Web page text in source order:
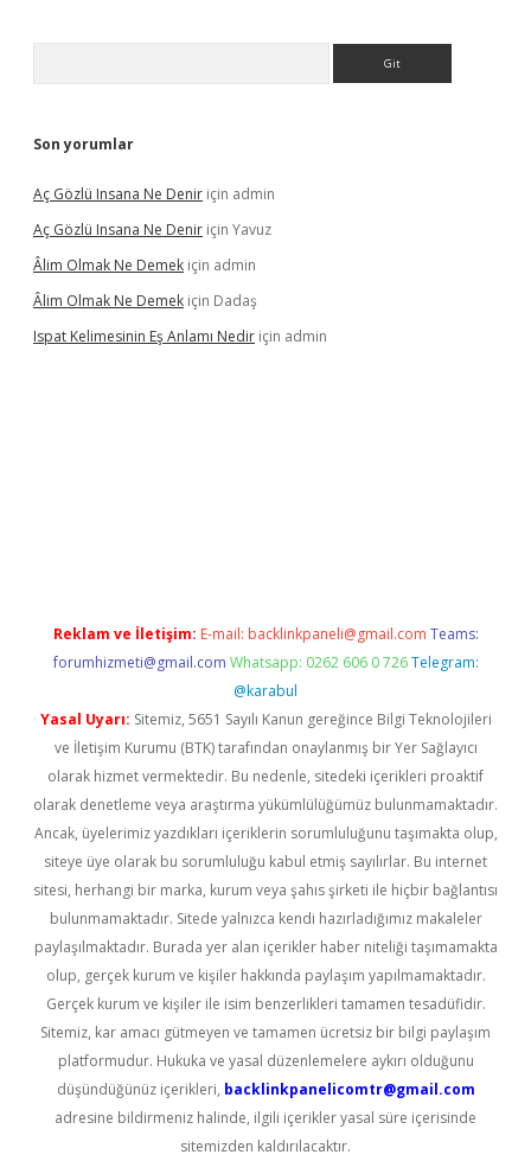
Son yorumlar
Aç Gözlü Insana Ne Denir için admin
Aç Gözlü Insana Ne Denir için Yavuz
Âlim Olmak Ne Demek için admin
Âlim Olmak Ne Demek için Dadaş
Ispat Kelimesinin Eş Anlamı Nedir için admin
Reklam ve İletişim: E-mail: backlinkpaneli@gmail.com Teams:
forumhizmeti@gmail.com Whatsapp: 0262 606 0 726 Telegram:
@karabul
Yasal Uyarı: Sitemiz, 5651 Sayılı Kanun gereğince Bilgi Teknolojileri
ve İletişim Kurumu (BTK) tarafından onaylanmış bir Yer Sağlayıcı
olarak hizmet vermektedir. Bu nedenle, sitedeki içerikleri proaktif
olarak denetleme veya araştırma yükümlülüğümüz bulunmamaktadır.
Ancak, üyelerimiz yazdıkları içeriklerin sorumluluğunu taşımakta olup,
siteye üye olarak bu sorumluluğu kabul etmiş sayılırlar. Bu internet
sitesi, herhangi bir marka, kurum veya şahıs şirketi ile hiçbir bağlantısı
bulunmamaktadır. Sitede yalnızca kendi hazırladığımız makaleler
paylaşılmaktadır. Burada yer alan içerikler haber niteliği taşımamakta
olup, gerçek kurum ve kişiler hakkında paylaşım yapılmamaktadır.
Gerçek kurum ve kişiler ile isim benzerlikleri tamamen tesadüfidir.
Sitemiz, kar amacı gütmeyen ve tamamen ücretsiz bir bilgi paylaşım
platformudur. Hukuka ve yasal düzenlemelere aykırı olduğunu
düşündüğünüz içerikleri, backlinkpanelicomtr@gmail.com
adresine bildirmeniz halinde, ilgili içerikler yasal süre içerisinde
sitemizden kaldırılacaktır.